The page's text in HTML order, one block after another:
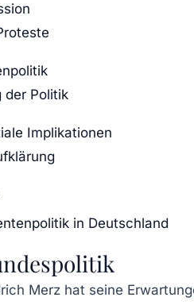
der Politik
Implikationen
in Deutschland
Merz hat seine